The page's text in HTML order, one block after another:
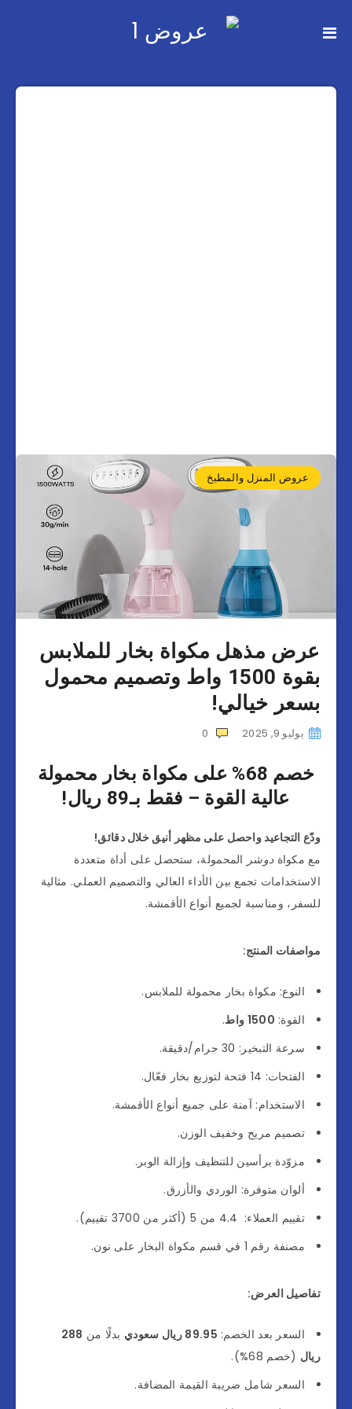
عروض المنزل والمطبخ
عرض مذهل مكواة بخار للملابس
بقوة 1500 واط وتصميم محمول
بسعر خيالي!
يوليو 9, 2025 0
خصم 68% على مكواة بخار محمولة
عالية القوة – فقط بـ89 ريال!
ودّع التجاعيد واحصل على مظهر أنيق خلال دقائق!
مع مكواة دوشر المحمولة، ستحصل على أداة متعددة
الاستخدامات تجمع بين الأداء العالي والتصميم العملي. مثالية
للسفر، ومناسبة لجميع أنواع الأقمشة.
مواصفات المنتج:
النوع: مكواة بخار محمولة للملابس.
القوة: 1500 واط
.
سرعة التبخير: 30 جرام/دقيقة.
الفتحات: 14 فتحة لتوزيع بخار فعّال.
الاستخدام: آمنة على جميع أنواع الأقمشة.
تصميم مريح وخفيف الوزن.
مزوّدة برأسين للتنظيف وإزالة الوبر.
ألوان متوفرة: الوردي والأزرق.
تقييم العملاء: 4.4 من 5 (أكثر من 3700 تقييم).
مصنفة رقم 1 في قسم مكواة البخار على نون.
تفاصيل العرض:
السعر بعد الخصم: 89.95 ريال سعودي بدلًا من 288
ريال (خصم 68%).
السعر شامل ضريبة القيمة المضافة.